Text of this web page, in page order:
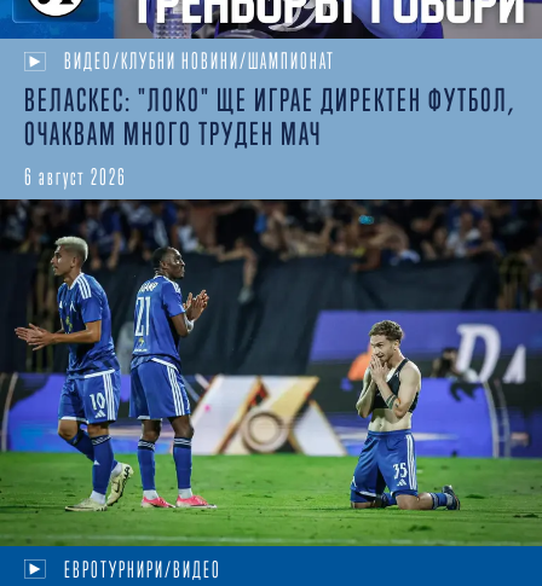
ВИДЕО/КЛУБНИ НОВИНИ/ШАМПИОНАТ
ВЕЛАСКЕС: "ЛОКО" ЩЕ ИГРАЕ ДИРЕКТЕН ФУТБОЛ,
ОЧАКВАМ МНОГО ТРУДЕН МАЧ
6 август 2026
ЕВРОТУРНИРИ/ВИДЕО